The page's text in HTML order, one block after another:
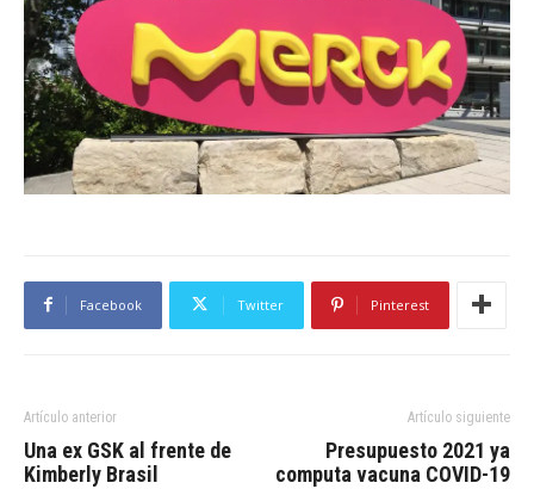
Facebook Twitter Pinterest
Artículo anterior
Una ex GSK al frente de
Kimberly Brasil
Artículo siguiente
Presupuesto 2021 ya
computa vacuna COVID-19